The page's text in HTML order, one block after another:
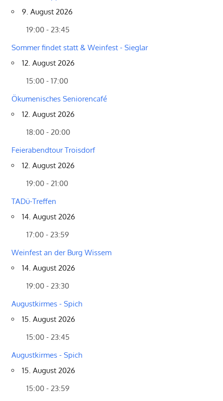
9. August 2026
19:00 - 23:45
Sommer findet statt & Weinfest - Sieglar
12. August 2026
15:00 - 17:00
Ökumenisches Seniorencafé
12. August 2026
18:00 - 20:00
Feierabendtour Troisdorf
12. August 2026
19:00 - 21:00
TADü-Treffen
14. August 2026
17:00 - 23:59
Weinfest an der Burg Wissem
14. August 2026
19:00 - 23:30
Augustkirmes - Spich
15. August 2026
15:00 - 23:45
Augustkirmes - Spich
15. August 2026
15:00 - 23:59